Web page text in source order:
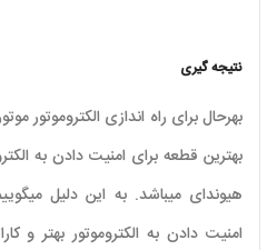
نتیجه گیری
هیوندای میباشد. به این دلیل
امنیت دادن به الکتروموتور بهتر و